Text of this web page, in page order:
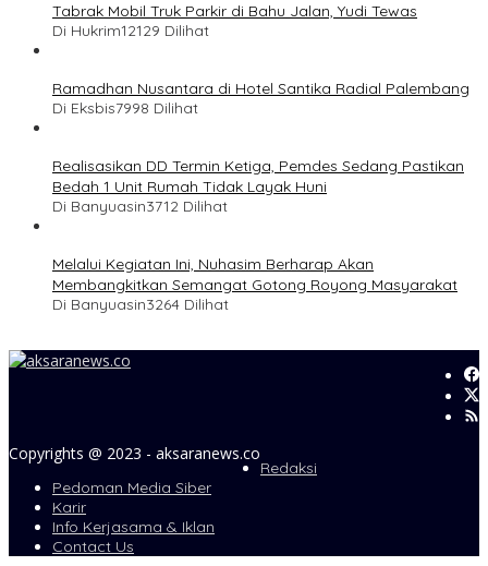
Tabrak Mobil Truk Parkir di Bahu Jalan, Yudi Tewas
Di Hukrim12129 Dilihat
Ramadhan Nusantara di Hotel Santika Radial Palembang
Di Eksbis7998 Dilihat
Realisasikan DD Termin Ketiga, Pemdes Sedang Pastikan
Bedah 1 Unit Rumah Tidak Layak Huni
Di Banyuasin3712 Dilihat
Melalui Kegiatan Ini, Nuhasim Berharap Akan
Membangkitkan Semangat Gotong Royong Masyarakat
Di Banyuasin3264 Dilihat
Copyrights @ 2023 - aksaranews.co
Redaksi
Pedoman Media Siber
Karir
Info Kerjasama & Iklan
Contact Us